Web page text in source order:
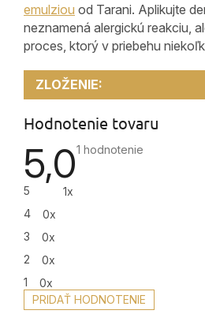
emulziou od Tarani. Aplikujte
neznamená alergickú reakciu,
proces, ktorý v priebehu
ZLOŽENIE:
Hodnotenie tovaru
5,0Priemerné
1 hodnotenie
5
1x
4
0x
3
0x
2
0x
1
0x
PRIDAŤ HODNOTENIE